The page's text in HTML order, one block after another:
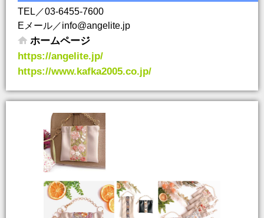
TEL／03-6455-7600
Eメール／info@angelite.jp
ホームページ
https://angelite.jp/
https://www.kafka2005.co.jp/